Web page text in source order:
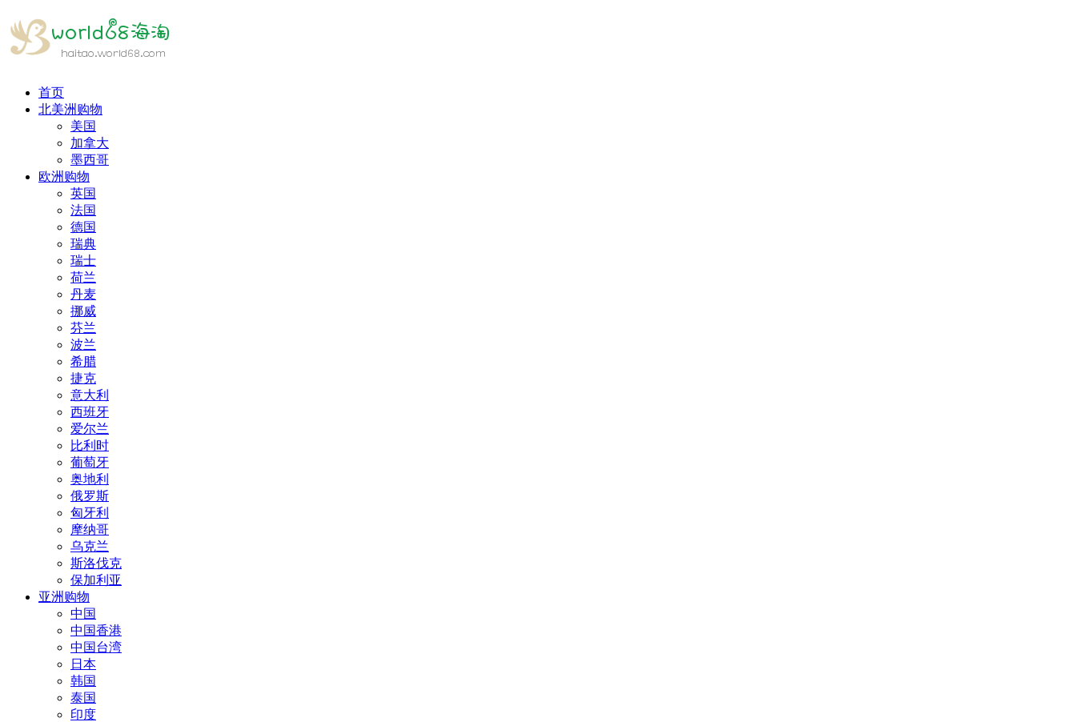
首页
北美洲购物
美国
加拿大
墨西哥
欧洲购物
英国
法国
德国
瑞典
瑞士
荷兰
丹麦
挪威
芬兰
波兰
希腊
捷克
意大利
西班牙
爱尔兰
比利时
葡萄牙
奥地利
俄罗斯
匈牙利
摩纳哥
乌克兰
斯洛伐克
保加利亚
亚洲购物
中国
中国香港
中国台湾
日本
韩国
泰国
印度